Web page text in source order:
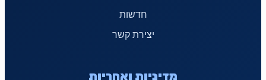
חדשות
יצירת קשר
מדיניות ואחריות